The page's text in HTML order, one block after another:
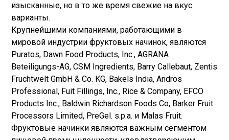
изысканные, но в то же время свежие на вкус
варианты.
Крупнейшими компаниями, работающими в
мировой индустрии фруктовых начинок, являются
Puratos, Dawn Food Products, Inc., AGRANA
Beteiligungs-AG, CSM Ingredients, Barry Callebaut, Zentis
Fruchtwelt GmbH & Co. KG, Bakels India, Andros
Professional, Fuit Fillings, Inc., Rice & Company, EFCO
Products Inc., Baldwin Richardson Foods Co, Barker Fruit
Processors Limited, PreGel. s.p.a. и Malas Fruit.
Фруктовые начинки являются важным сегментом